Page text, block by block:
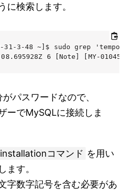
に検索します。
31-3-48 ~]$ sudo grep
6 [Note] [MY-
パスワードなので、
ーでMySQLに接続しま
コマンド を用い
ます。
字数字記号を含む必要があ